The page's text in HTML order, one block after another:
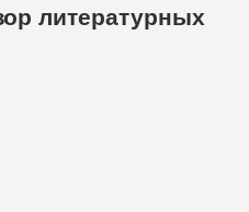
литературных